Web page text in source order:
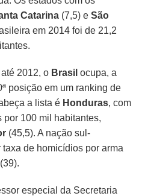
Catarina (7,5) eSão
em 2014 foi de 21,2
2012, o Brasil ocupa, a
posição em um ranking de
a lista é Honduras, com
por 100 mil habitantes,
(45,5). A nação sul-
de homicídios por arma
(39).
especial da Secretaria